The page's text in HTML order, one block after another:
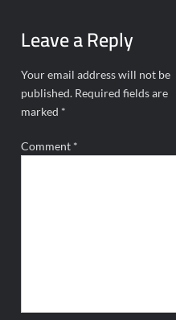
Leave a Reply
Your email address will not be
published. Required fields are
marked *
Comment *